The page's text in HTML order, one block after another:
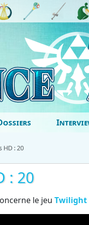
HD : 20
: 20
le jeu Twilight